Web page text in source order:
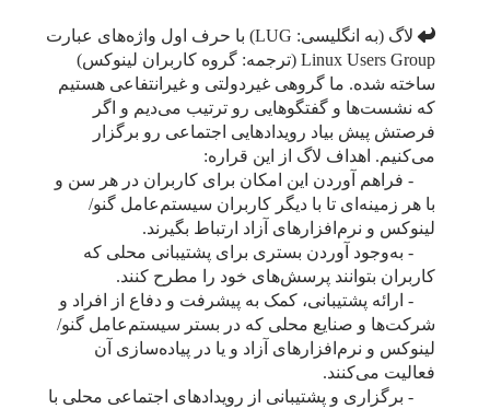
لاگ (به انگلیسی: LUG) با حرف اول واژه‌های عبارت
Linux Users Group (ترجمه: گروه کاربران لینوکس)
ساخته شده. ما گروهی غیردولتی و غیرانتفاعی هستیم
که نشست‌ها و گفتگوهایی رو ترتیب می‌دیم و اگر
فرصتش پیش بیاد رویدادهایی اجتماعی رو برگزار
می‌کنیم. اهداف لاگ از این قراره:
- فراهم آوردن این امکان برای کاربران در هر سن و
با هر زمینه‌ای تا با دیگر کاربران سیستم‌عامل گنو/
لینوکس و نرم‌افزارهای آزاد ارتباط بگیرند.
- به‌وجود آوردن بستری برای پشتیبانی محلی که
کاربران بتوانند پرسش‌های خود را مطرح کنند.
- ارائه پشتیبانی، کمک به پیشرفت و دفاع از افراد و
شرکت‌ها و صنایع محلی که در بستر سیستم‌عامل گنو/
لینوکس و نرم‌افزارهای آزاد و یا در پیاده‌سازی آن
فعالیت می‌کنند.
- برگزاری و پشتیبانی از رویدادهای اجتماعی محلی با